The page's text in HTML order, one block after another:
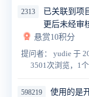
2313
已关联到项
更后未经审
悬赏10积分
提问者： yudie 于
3501次浏览，1
598219
使用的是